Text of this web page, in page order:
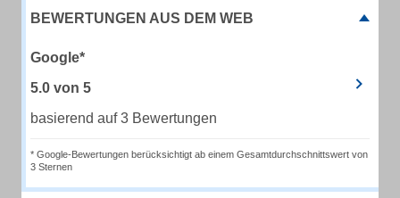
BEWERTUNGEN AUS DEM WEB
Google*
5.0 von 5
basierend auf 3 Bewertungen
* Google-Bewertungen berücksichtigt ab einem Gesamtdurchschnittswert von
3 Sternen